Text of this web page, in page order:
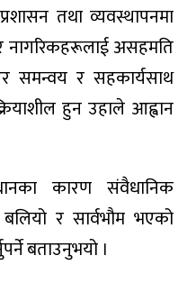
तथा व्यवस्थापनमा
नागरिकहरूलाई असहमति
समन्वय र सहकार्यसाथ
हुन उहाले आह्वान
कारण संवैधानिक
र सार्वभौम भएको
बताउनुभयो ।